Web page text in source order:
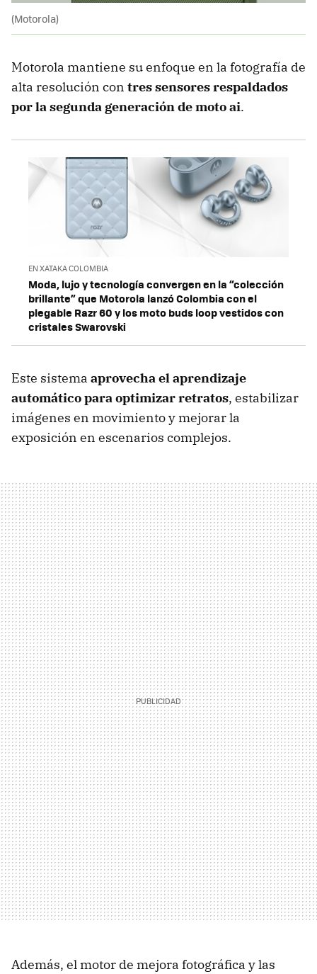
(Motorola)
Motorola mantiene su enfoque en la fotografía de
alta resolución con tres sensoresrespaldados
por la segunda generación demoto ai.
EN XATAKA COLOMBIA
Moda, lujo y tecnología convergen en la “colección
brillante” que Motorola lanzó Colombia con el
plegable Razr 60 y los moto buds loop vestidos con
cristales Swarovski
Este sistema aprovecha el aprendizaje
automático para optimizar retratos, estabilizar
imágenes en movimiento y mejorar la
exposición en escenarios complejos.
Además, el motor de mejora fotográfica y las